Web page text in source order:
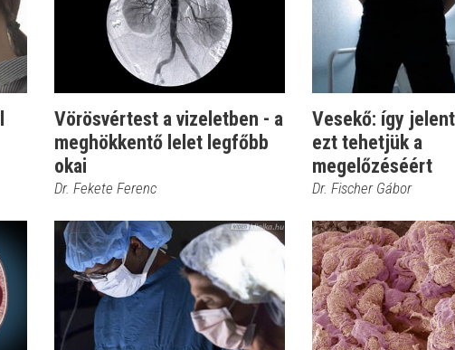
Vörösvértest a vizeletben - a
meghökkentő lelet legfőbb
okai
Dr. Fekete Ferenc
Vesekő: így
ezt tehetjük a
megelőzéséért
Dr. Fischer Gábor